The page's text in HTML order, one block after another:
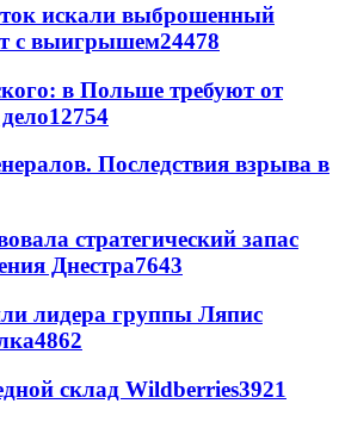
искали выброшенный
с выигрышем24478
в Польше требуют от
12754
Последствия взрыва в
стратегический запас
Днестра7643
лидера группы Ляпис
4862
склад Wildberries3921